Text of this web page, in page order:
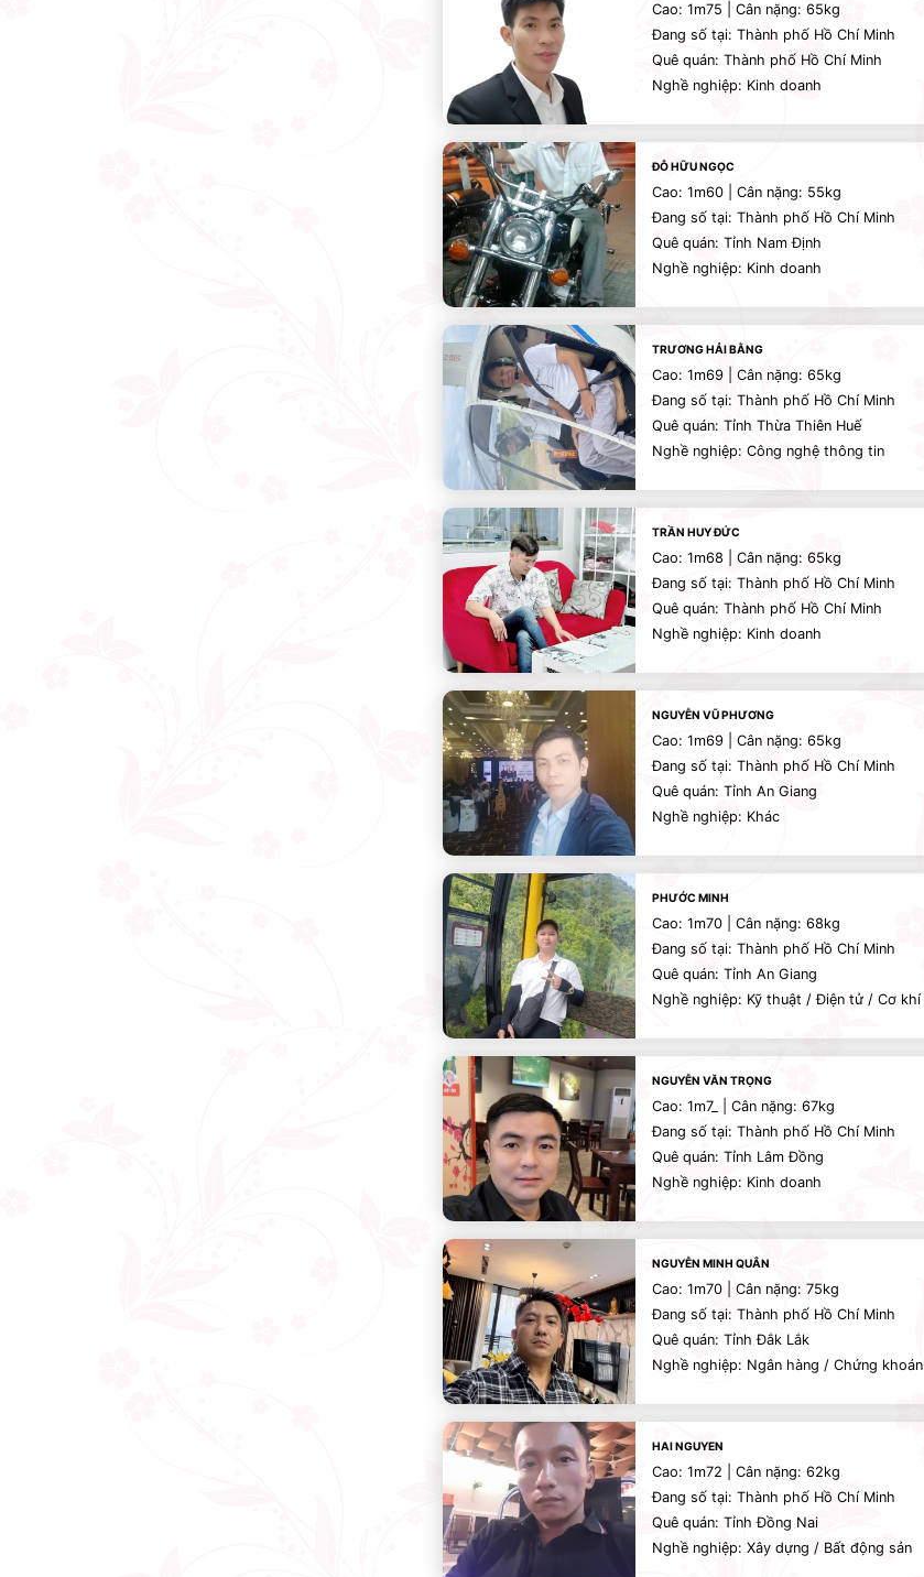
Cao: 1m75 | Cân nặng: 65kg
Đang số tại: Thành phố Hồ Chí Minh
Quê quán: Thành phố Hồ Chí Minh
Nghề nghiệp: Kinh doanh
ĐỖ HỮU NGỌC
Cao: 1m60 | Cân nặng: 55kg
Đang số tại: Thành phố Hồ Chí Minh
Quê quán: Tỉnh Nam Định
Nghề nghiệp: Kinh doanh
TRƯƠNG HẢI BẰNG
Cao: 1m69 | Cân nặng: 65kg
Đang số tại: Thành phố Hồ Chí Minh
Quê quán: Tỉnh Thừa Thiên Huế
Nghề nghiệp: Công nghệ thông tin
TRẦN HUY ĐỨC
Cao: 1m68 | Cân nặng: 65kg
Đang số tại: Thành phố Hồ Chí Minh
Quê quán: Thành phố Hồ Chí Minh
Nghề nghiệp: Kinh doanh
NGUYỄN VŨ PHƯƠNG
Cao: 1m69 | Cân nặng: 65kg
Đang số tại: Thành phố Hồ Chí Minh
Quê quán: Tỉnh An Giang
Nghề nghiệp: Khác
PHƯỚC MINH
Cao: 1m70 | Cân nặng: 68kg
Đang số tại: Thành phố Hồ Chí Minh
Quê quán: Tỉnh An Giang
Nghề nghiệp: Kỹ thuật / Điện tử / Cơ khí
NGUYỄN VĂN TRỌNG
Cao: 1m7_ | Cân nặng: 67kg
Đang số tại: Thành phố Hồ Chí Minh
Quê quán: Tỉnh Lâm Đồng
Nghề nghiệp: Kinh doanh
NGUYỄN MINH QUÂN
Cao: 1m70 | Cân nặng: 75kg
Đang số tại: Thành phố Hồ Chí Minh
Quê quán: Tỉnh Đắk Lắk
Nghề nghiệp: Ngân hàng / Chứng khoán
HAI NGUYEN
Cao: 1m72 | Cân nặng: 62kg
Đang số tại: Thành phố Hồ Chí Minh
Quê quán: Tỉnh Đồng Nai
Nghề nghiệp: Xây dựng / Bất động sản